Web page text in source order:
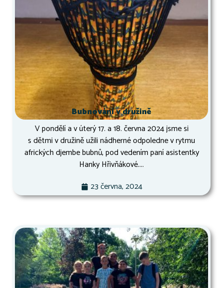
Bubnování v družině
V pondělí a v úterý 17. a 18. června 2024 jsme si
s dětmi v družině užili nádherné odpoledne v rytmu
afrických djembe bubnů, pod vedením paní asistentky
Hanky Hřivňákové....
23 června, 2024